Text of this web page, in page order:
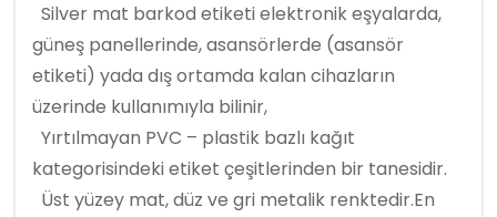
Silver mat barkod etiketi elektronik eşyalarda,
güneş panellerinde, asansörlerde (asansör
etiketi) yada dış ortamda kalan cihazların
üzerinde kullanımıyla bilinir,
Yırtılmayan PVC – plastik bazlı kağıt
kategorisindeki etiket çeşitlerinden bir tanesidir.
Üst yüzey mat, düz ve gri metalik renktedir.En